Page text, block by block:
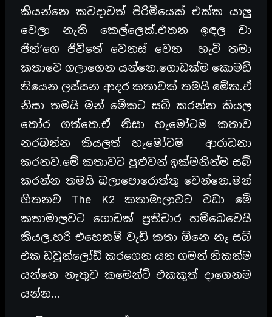
කියන්නෙ කවදාවත් පිරිමියෙක් එක්ක යාලු
වෙලා නැති කෙල්ලෙක්.එතන ඉඳල චා
ජින්’ගෙ ජිවිතේ වෙනස් වෙන හැටි තමා
කතාවෙ ගලාගෙන යන්නෙ.ගොඩක්ම කොමඩි
තියෙන ලස්සන ආදර කතාවක් තමයි මේක.ඒ
නිසා තමයි මන් මේකට සබ් කරන්න කියල
තෝර ගත්තෙ.ඒ නිසා හැමෝටම කතාව
නරබන්න කියලත් හැමෝටම ආරාධනා
කරනව.මේ කතාවට පුළුවන් ඉක්මනින්ම සබ්
කරන්න තමයි බලාපොරොත්තු වෙන්නෙ.මන්
හිතනව The K2 කතාමාලාවට වඩා මේ
කතාමාලවට ගොඩක් ප්‍රතිචාර හම්බෙවෙයි
කියල.හරි එහෙනම් වැඩි කතා ඕනෙ නෑ සබ්
එක ඩවුන්ලෝඩ් කරගෙන යන ගමන් නිකන්ම
යන්නෙ නැතුව කමෙන්ට් එකකුත් දාගෙනම
යන්න…